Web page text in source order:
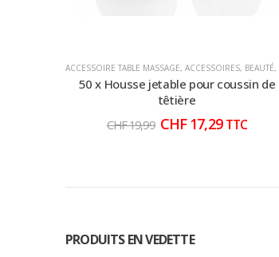
ACCESSOIRE TABLE MASSAGE, ACCESSOIRES, BEAUTÉ,
50 x Housse jetable pour coussin de
têtière
CHF19,99 Le
CHF17,29Le
TTC
PRODUITS EN VEDETTE